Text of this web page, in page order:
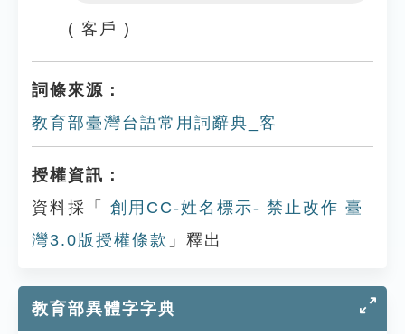
( 客戶 )
詞條來源：
教育部臺灣台語常用詞辭典_客
授權資訊：
資料採「
創用CC-姓名標示- 禁止改作 臺
灣3.0版授權條款 」釋出
教育部異體字字典